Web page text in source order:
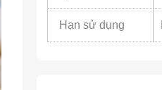
Hạn sử dụng